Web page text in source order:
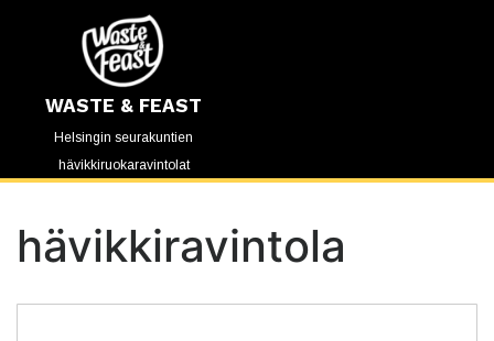
WASTE & FEAST
Helsingin seurakuntien
hävikkiruokaravintolat
hävikkiravintola